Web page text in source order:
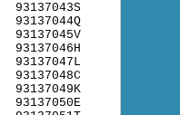
93137043S
93137044Q
93137045V
93137046H
93137047L
93137048C
93137049K
93137050E